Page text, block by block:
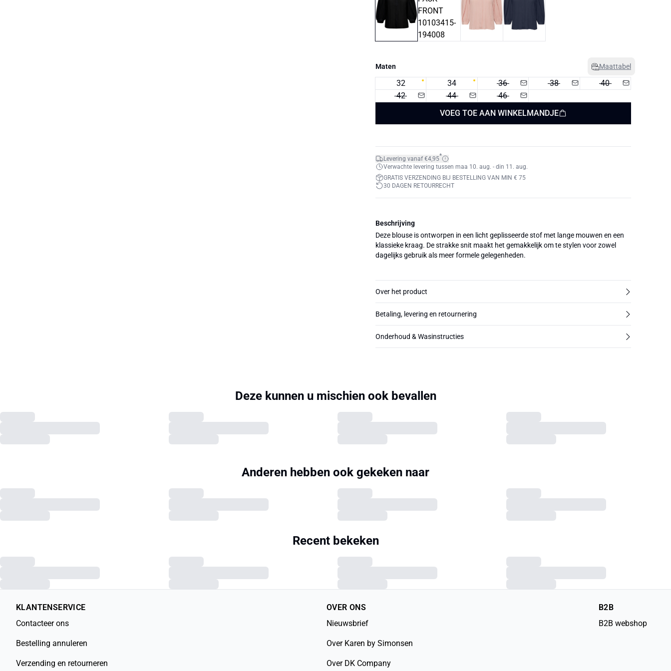
Maten Maattabel
32 34 36 38
40
42
44
46
VOEG TOE AAN WINKELMANDJE
Levering vanaf €4,95*
Verwachte levering tussen maa 10. aug. - din 11. aug.
GRATIS VERZENDING BIJ BESTELLING VAN MIN € 75
30 DAGEN RETOURRECHT
Beschrijving
Deze blouse is ontworpen in een licht geplisseerde stof met lange mouwen en een
klassieke kraag. De strakke snit maakt het gemakkelijk om te stylen voor zowel
dagelijks gebruik als meer formele gelegenheden.
Over het product
Betaling, levering en retournering
Onderhoud & Wasinstructies
Deze kunnen u mischien ook bevallen
Anderen hebben ook gekeken naar
Recent bekeken
KLANTENSERVICE
Contacteer ons
Bestelling annuleren
Verzending en retourneren
OVER ONS
Nieuwsbrief
Over Karen by Simonsen
Over DK Company
B2B
B2B webshop